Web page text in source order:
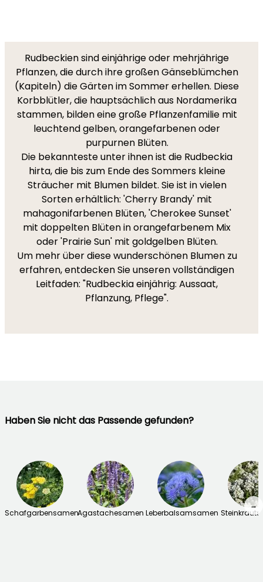
Rudbeckien sind einjährige oder mehrjährige
Pflanzen, die durch ihre großen Gänseblümchen
(Kapiteln) die Gärten im Sommer erhellen. Diese
Korbblütler, die hauptsächlich aus Nordamerika
stammen, bilden eine große Pflanzenfamilie mit
leuchtend gelben, orangefarbenen oder
purpurnen Blüten.
Die bekannteste unter ihnen ist die Rudbeckia
hirta, die bis zum Ende des Sommers kleine
Sträucher mit Blumen bildet. Sie ist in vielen
Sorten erhältlich: 'Cherry Brandy' mit
mahagonifarbenen Blüten, 'Cherokee Sunset'
mit doppelten Blüten in orangefarbenem Mix
oder 'Prairie Sun' mit goldgelben Blüten.
Um mehr über diese wunderschönen Blumen zu
erfahren, entdecken Sie unseren vollständigen
Leitfaden: "Rudbeckia einjährig: Aussaat,
Pflanzung, Pflege".
Haben Sie nicht das Passende gefunden?
SchafgarbensamenAgastachesamen Leberbalsamsamen
→